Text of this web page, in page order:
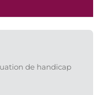
de handicap